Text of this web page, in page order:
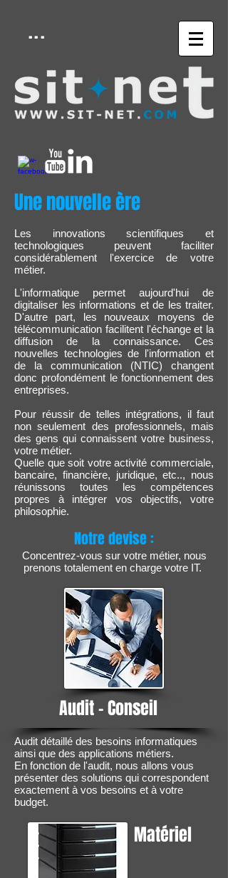
...
Une nouvelle ère
Les innovations scientifiques et
technologiques peuvent faciliter
considérablement l'exercice de votre
métier.
L'informatique permet aujourd'hui de
digitaliser les informations et de les traiter.
D'autre part, les nouveaux moyens de
télécommunication facilitent l'échange et la
diffusion de la connaissance. Ces
nouvelles technologies de l'information et
de la communication (NTIC) changent
donc profondément le fonctionnement des
entreprises.
Pour réussir de telles intégrations, il faut
non seulement des professionnels, mais
des gens qui connaissent votre business,
votre métier.
Quelle que soit votre activité commerciale,
bancaire, financière, juridique, etc.., nous
réunissons toutes les compétences
propres à intégrer vos objectifs, votre
philosophie.
Notre devise :
Concentrez-vous sur votre métier, nous
prenons totalement en charge votre IT.
Audit - Conseil
Audit détaillé des besoins informatiques
ainsi que des applications métiers.
En fonction de l'audit, nous allons vous
présenter des solutions qui correspondent
exactement à vos besoins et à votre
budget.
Matériel